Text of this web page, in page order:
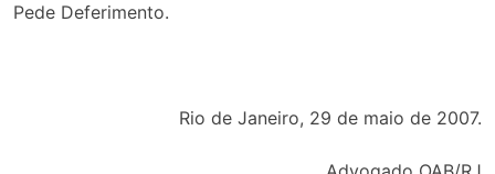
Pede Deferimento.
Rio de Janeiro, 29 de maio de 2007.